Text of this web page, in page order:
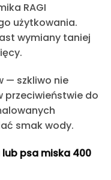
RAGI
użytkowania.
wymiany taniej
— szkliwo nie
przeciwieństwie do
smak wody.
psa miska 400